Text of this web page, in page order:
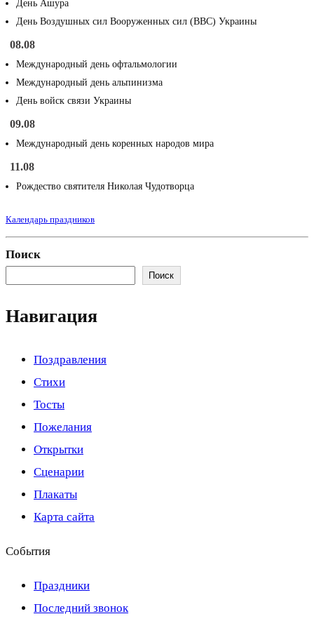
День Ашура
День Воздушных сил Вооруженных сил (ВВС) Украины
08.08
Международный день офтальмологии
Международный день альпинизма
День войск связи Украины
09.08
Международный день коренных народов мира
11.08
Рождество святителя Николая Чудотворца
Календарь праздников
Поиск
Поиск
Навигация
Поздравления
Стихи
Тосты
Пожелания
Открытки
Сценарии
Плакаты
Карта сайта
События
Праздники
Последний звонок